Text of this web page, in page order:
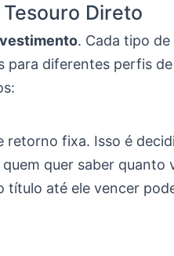
Direto
. Cada tipo
para diferentes perfis de
retorno fixa. Isso é
quer saber quanto
título até ele vencer